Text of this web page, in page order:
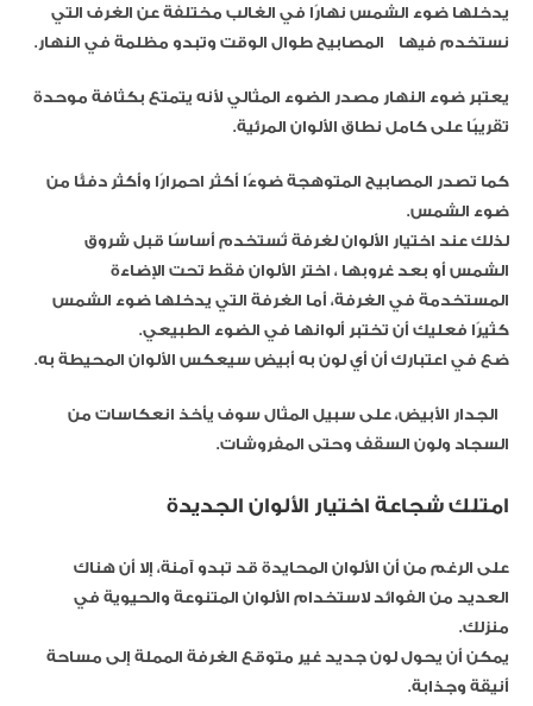
يدخلها ضوء الشمس نهارًا في الغالب مختلفة عن الغرف التي
نستخدم فيها المصابيح طوال الوقت وتبدو مظلمة في النهار.
يعتبر ضوء النهار مصدر الضوء المثالي لأنه يتمتع بكثافة موحدة
تقريبًا على كامل نطاق الألوان المرئية.
كما تصدر المصابيح المتوهجة ضوءًا أكثر احمرارًا وأكثر دفئًا من
ضوء الشمس.
لذلك عند اختيار الألوان لغرفة تُستخدم أساسًا قبل شروق
الشمس أو بعد غروبها ، اختر الألوان فقط تحت الإضاءة
المستخدمة في الغرفة، أما الغرفة التي يدخلها ضوء الشمس
كثيرًا فعليك أن تختبر ألوانها في الضوء الطبيعي.
ضع في اعتبارك أن أي لون به أبيض سيعكس الألوان المحيطة به.
الجدار الأبيض، على سبيل المثال سوف يأخذ انعكاسات من
السجاد ولون السقف وحتى المفروشات.
امتلك شجاعة اختيار الألوان الجديدة
على الرغم من أن الألوان المحايدة قد تبدو آمنة، إلا أن هناك
العديد من الفوائد لاستخدام الألوان المتنوعة والحيوية في
منزلك.
يمكن أن يحول لون جديد غير متوقع الغرفة المملة إلى مساحة
أنيقة وجذابة.